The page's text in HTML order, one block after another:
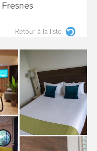
Fresnes
Retour à la liste